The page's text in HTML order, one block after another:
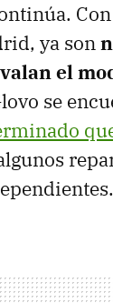
ya son
el
se